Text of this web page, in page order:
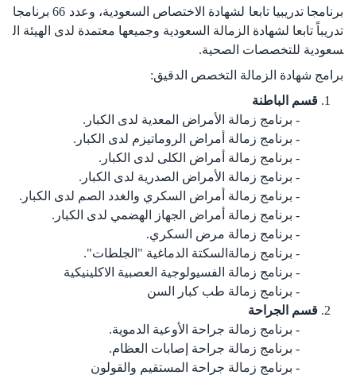
برنامجا تدريبيا تابعا لشهادة الاختصاص السعودية، وعدد 66 برنامجا
تدريباً تابعا لشهادة الزمالة السعودية وجميعها معتمدة لدى الهيئة ال​​
سعودية للتخصصات الصحية.​
برامج شهادة الزمالة التخصص الدقيق:​
قسم الباطنة
برنامج زمالة الأمراض المعدية لدى الكبار.
برنامج زمالة أمراض الروماتيزم لدى الكبار.
برنامج زمالة أمراض الكلى لدى الكبار.
برنامج زمالة الأمراض الصدرية لدى الكبار.
برنامج زمالة أمراض السكري والغدد الصم لدى الكبار.
برنامج زمالة أمراض الجهاز الهضمي لدى الكبار.
برنامج زمالة مرض السكري.
برنامج زمالةالسكتة الدماغية "الجلطات".
برنامج زمالة الفسيولوجية العصبية الاكلينيكية
برنامج زمالة طب كبار السن
قسم الجراحة
برنامج زمالة جراحة الأوعية الدموية.
برنامج زمالة جراحة إصابات العظام.
برنامج زمالة جراحة المستقيم والقولون